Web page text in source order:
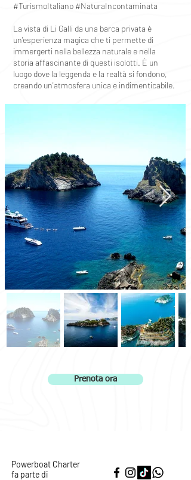
#TurismoItaliano #NaturaIncontaminata
La vista di Li Galli da una barca privata è
un'esperienza magica che ti permette di
immergerti nella bellezza naturale e nella
storia affascinante di questi isolotti. È un
luogo dove la leggenda e la realtà si fondono,
creando un'atmosfera unica e indimenticabile.
Prenota ora
Powerboat Charter
fa parte di